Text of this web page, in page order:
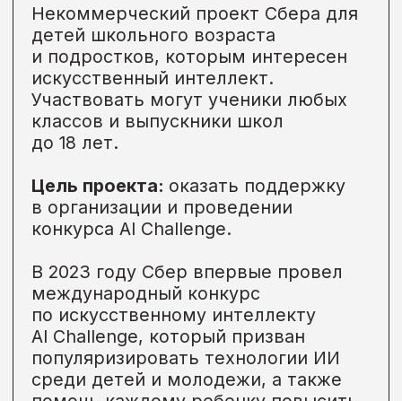
«Максимум. Говорим
• Онлайн
Некоммерческий проект MAXIMUM
Education для иностранных
граждан, проживающих за
территории России,
заинтересованных в изучении
русского языка.
Цель проекта: познакомить
иностранцев, живущих за рубежом
с русским языком и дать
возможность обрести навыки
устной и письменной речи.
Завершен